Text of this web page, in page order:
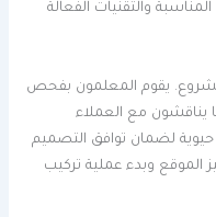
والتقنيات الفعالة
يقوم المعلمون بفحص
يناقشون مع العملاء
حيوية لضمان توافق التصميم
الموقع وبدء عملية تركيب